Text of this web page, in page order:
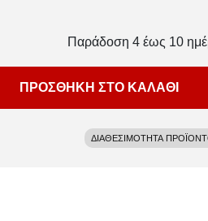
Παράδοση 4 έως 10
ΠΡΟΣΘΗΚΗ ΣΤΟ ΚΑΛΑΘΙ
ΔΙΑΘΕΣΙΜΟΤΗΤΑ